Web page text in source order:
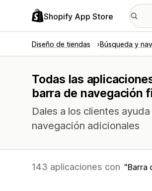
Shopify App Store
Diseño de tiendas Búsqueda y
Todas las
barra de navegación
Dales a los clientes
navegación adicionales
143 aplicaciones con Barra